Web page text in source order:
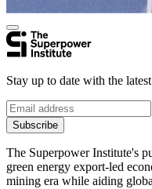
Stay up to date with the latest
Subscribe
The Superpower Institute's
green energy export-led
mining era while aiding global efforts to reach net zero.​​​​‌